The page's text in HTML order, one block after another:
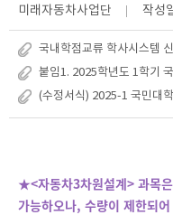
미래자동차사업단 작성
국내학점교류 학사시스템
★<자동차3차원설계> 과목
가능하오나, 수량이 제한되